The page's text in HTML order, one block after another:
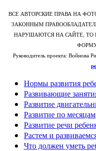
ВСЕ АВТОРСКИЕ ПРАВА НА
ЗАКОННЫМ
НАРУШАЮТСЯ НА САЙТЕ, ТО
Руководитель проекта: Войнова
Нормы развития
Развивающие
Развитие
Развитие по месяцам
Развитие речи
Растем и
Что должен уметь